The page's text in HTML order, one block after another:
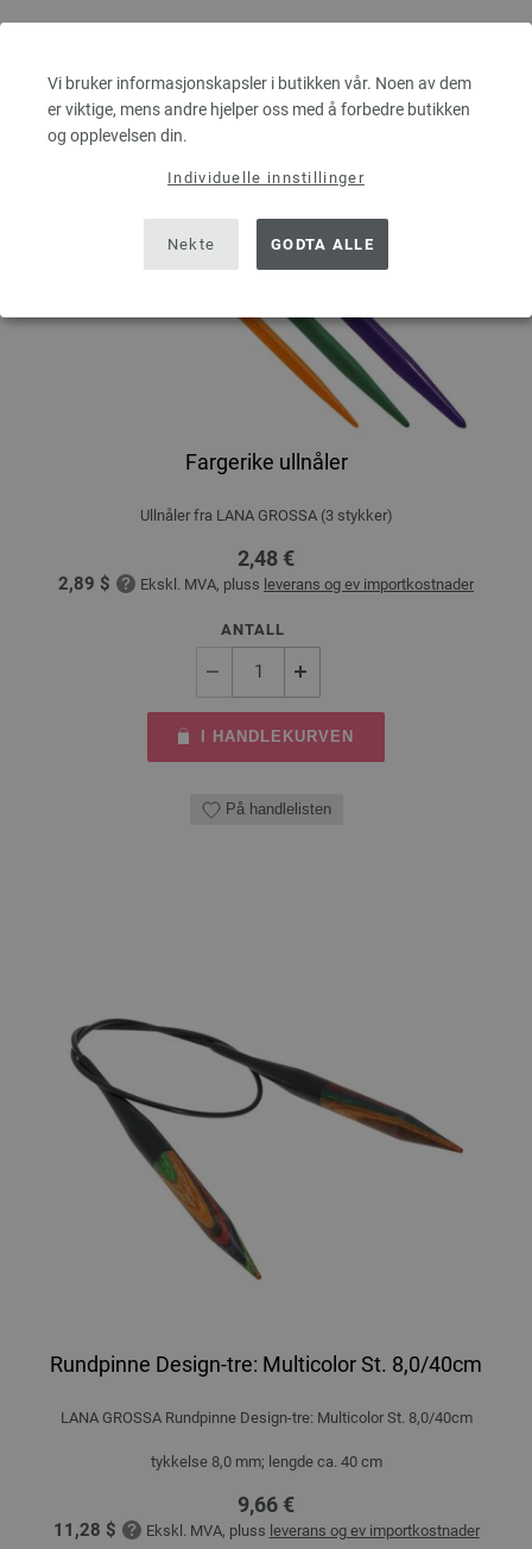
Vi bruker informasjonskapsler i butikken vår. Noen av dem
er viktige, mens andre hjelper oss med å forbedre butikken
og opplevelsen din.
Individuelle innstillinger
Nekte GODTA ALLE
Fargerike ullnåler
Ullnåler fra LANA GROSSA (3 stykker)
2,48 €
2,89 $ Ekskl. MVA, pluss leverans og ev importkostnader
ANTALL
I HANDLEKURVEN
På handlelisten
Rundpinne Design-tre: Multicolor St. 8,0/40cm
LANA GROSSA Rundpinne Design-tre: Multicolor St. 8,0/40cm
tykkelse 8,0 mm; lengde ca. 40 cm
9,66 €
11,28 $ Ekskl. MVA, pluss leverans og ev importkostnader